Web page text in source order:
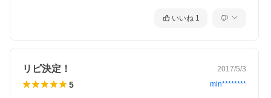
いいね 1
リピ決定！ 2017/5/3
5 min********